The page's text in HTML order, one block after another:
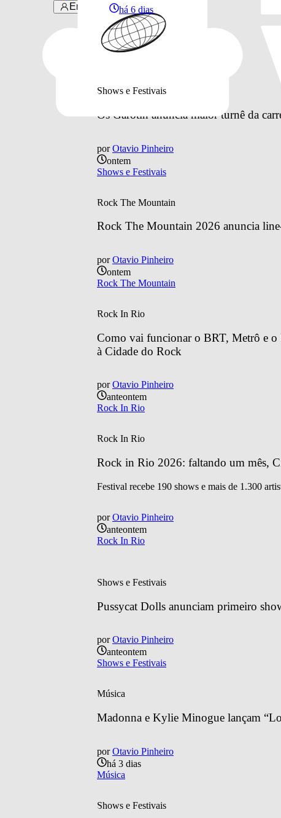
Entrar
há 6 dias
Shows e Festivais
Os Garotin anuncia maior turnê da
por Otavio Pinheiro
ontem
Shows e Festivais
Rock The Mountain
Rock The Mountain 2026 anuncia
por Otavio Pinheiro
ontem
Rock The Mountain
Rock In Rio
Como vai funcionar o BRT, Metrô e o
à Cidade do Rock
por Otavio Pinheiro
anteontem
Rock In Rio
Rock In Rio
Rock in Rio 2026: faltando um mês,
Festival recebe 190 shows e mais de 1.300
por Otavio Pinheiro
anteontem
Rock In Rio
Shows e Festivais
Pussycat Dolls anunciam primeiro
por Otavio Pinheiro
anteontem
Shows e Festivais
Música
Madonna e Kylie Minogue lançam
por Otavio Pinheiro
há 3 dias
Música
Shows e Festivais